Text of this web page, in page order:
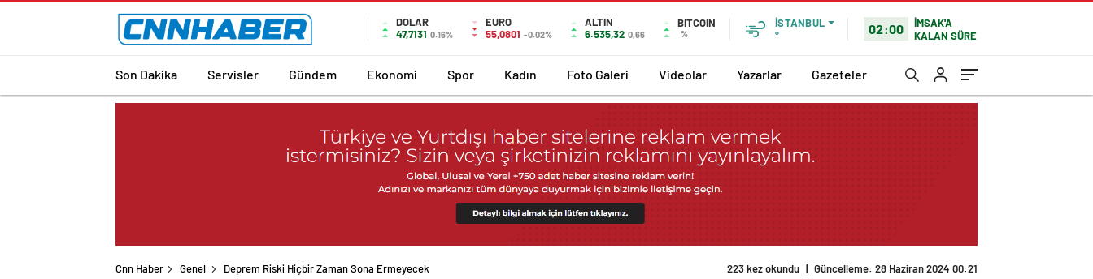
DOLAR
47,7131 0.16%
EURO
55,0801 -0.02%
ALTIN
6.535,32 0,66
BITCOIN
%
İSTANBUL
°
02:00
İMSAK'A
KALAN SÜRE
Son Dakika Servisler Gündem Ekonomi Spor Kadın Foto Galeri Videolar Yazarlar Gazeteler
Cnn Haber Genel Deprem Riski Hiçbir Zaman Sona Ermeyecek 223 kez okundu | Güncelleme: 28 Haziran 2024 00:21